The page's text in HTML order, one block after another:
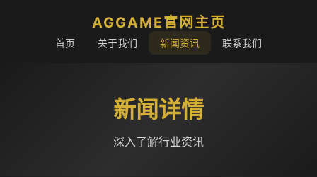
AGGAME官网主页
首页 关于我们 新闻资讯 联系我们
新闻详情
深入了解行业资讯